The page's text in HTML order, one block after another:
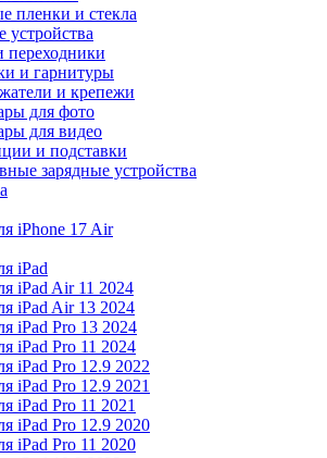
пленки и стекла
устройства
переходники
и гарнитуры
и крепежи
для фото
для видео
и подставки
зарядные устройства
iPhone 17 Air
iPad
iPad Air 11 2024
iPad Air 13 2024
iPad Pro 13 2024
iPad Pro 11 2024
iPad Pro 12.9 2022
iPad Pro 12.9 2021
iPad Pro 11 2021
iPad Pro 12.9 2020
iPad Pro 11 2020